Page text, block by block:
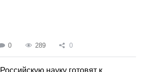
0 289 0